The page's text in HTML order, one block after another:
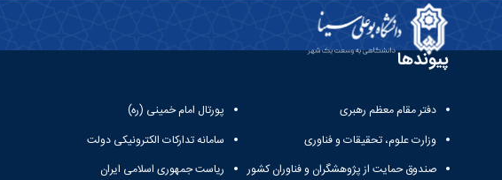
پیوندها
دفتر مقام معظم رهبری
وزارت علوم، تحقیقات و فناوری
صندوق حمایت از پژوهشگران و فناوران کشور
پورتال امام خمینی (ره)
سامانه تدارکات الکترونیکی دولت
ریاست جمهوری اسلامی ایران